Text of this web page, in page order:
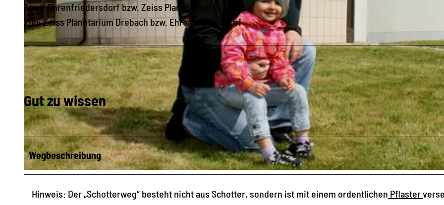
© Zeiss Planetarium Drebach
Start: Ehrenfriedersdorf bzw. Zeiss Planetarium Drebach
Ziel: Zeiss Planetarium Drebach bzw. Ehrenfriedersdorf
Gut zu wissen
Wegbeschreibung
Hinweis: Der „Schotterweg“ besteht nicht aus Schotter, sondern ist mit einem ordentlichen Pflaster